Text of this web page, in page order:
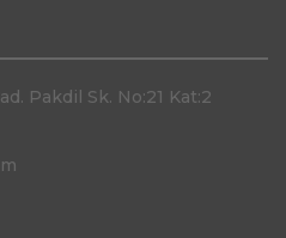
Pakdil Sk. No:21 Kat:2